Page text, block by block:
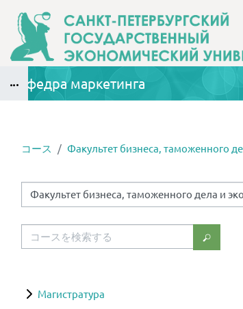
Кафедра маркетинга
コース Факультет бизнеса, таможенного
ブロック
コースカテゴリ
コースを検索する
コース
Магистратура